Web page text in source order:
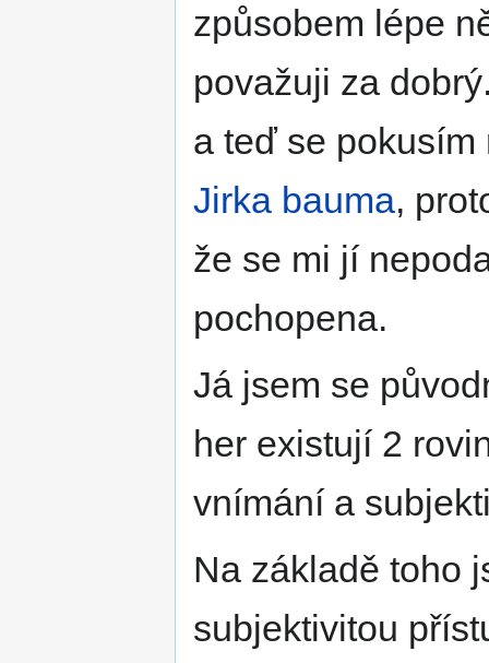
způsobem lépe
považuji za
a teď se pokusím
Jirka bauma,
že se mi jí
pochopena.
Já jsem se
her existují 2
vnímání a
Na základě toho
subjektivitou